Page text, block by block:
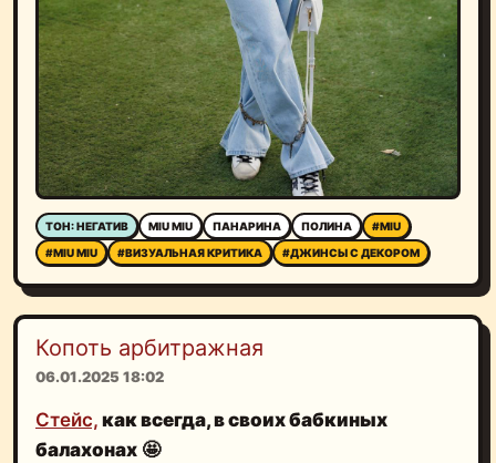
ТОН: НЕГАТИВ MIU MIU ПАНАРИНА ПОЛИНА
#MIU
#MIU MIU
#ВИЗУАЛЬНАЯ КРИТИКА #ДЖИНСЫ С ДЕКОРОМ
Копоть арбитражная
06.01.2025 18:02
Стейс, как всегда, в своих бабкиных
балахонах 🤩